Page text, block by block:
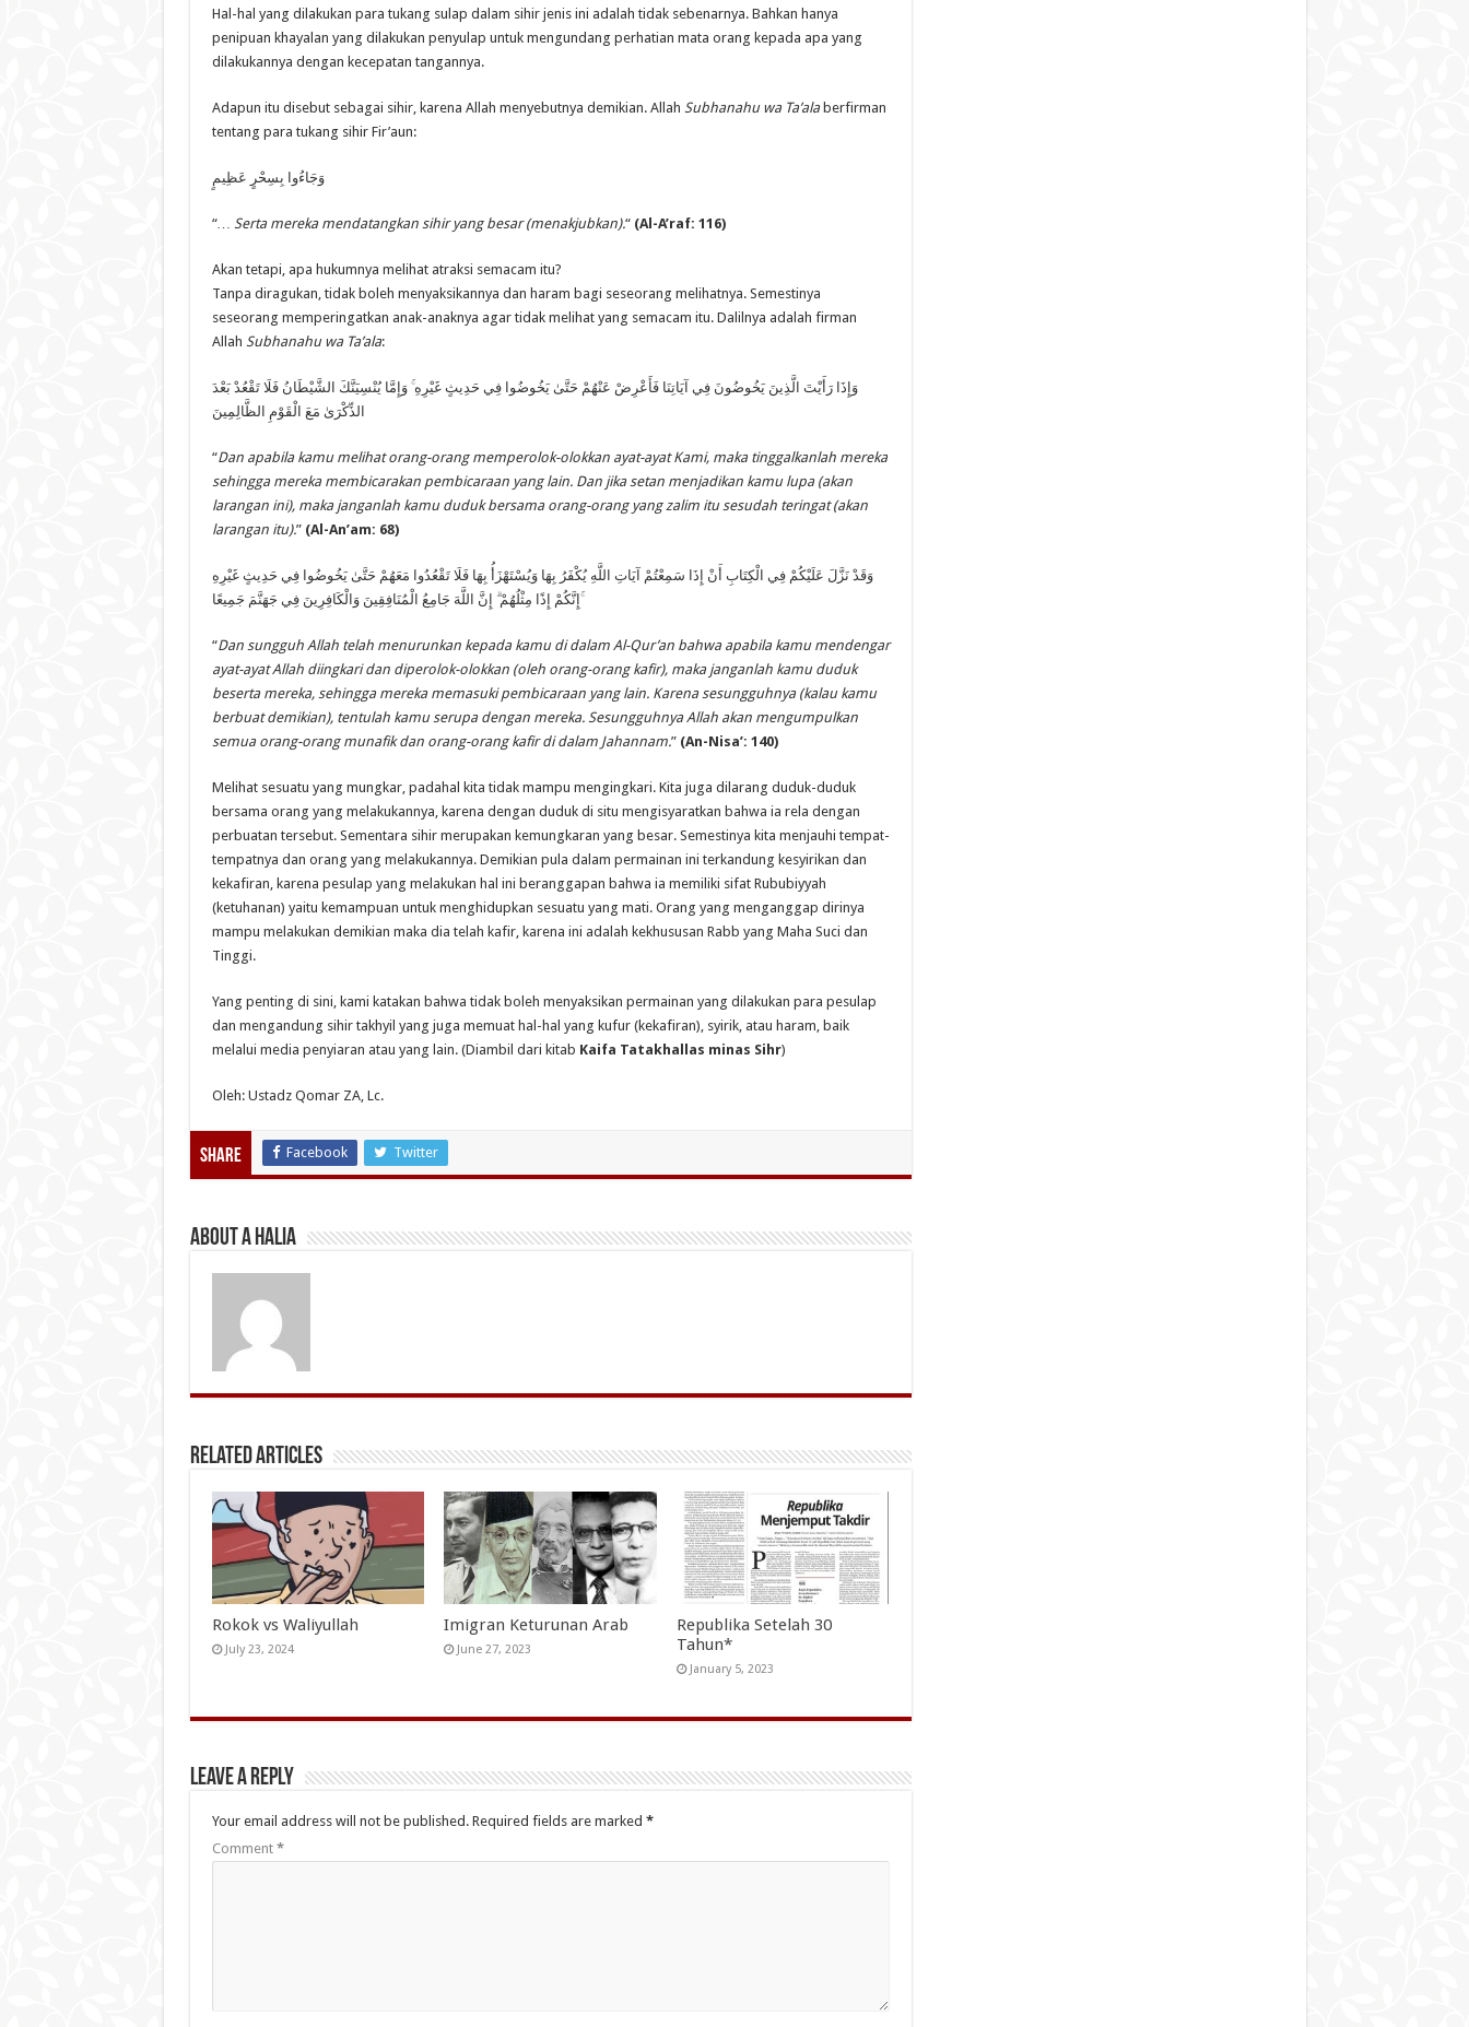
Hal-hal yang dilakukan para tukang sulap dalam sihir jenis ini adalah tidak sebenarnya. Bahkan hanya
penipuan khayalan yang dilakukan penyulap untuk mengundang perhatian mata orang kepada apa yang
dilakukannya dengan kecepatan tangannya.
Adapun itu disebut sebagai sihir, karena Allah menyebutnya demikian. Allah Subhanahu wa Ta’alaberfirman
tentang para tukang sihir Fir’aun:
وَجَاءُوا بِسِحْرٍ عَظِيمٍ
“… Serta mereka mendatangkan sihir yang besar (menakjubkan).“(Al-A’raf: 116)
Akan tetapi, apa hukumnya melihat atraksi semacam itu?
Tanpa diragukan, tidak boleh menyaksikannya dan haram bagi seseorang melihatnya. Semestinya
seseorang memperingatkan anak-anaknya agar tidak melihat yang semacam itu. Dalilnya adalah firman
Allah Subhanahu wa Ta’ala:
وَإِذَا رَأَيْتَ الَّذِينَ يَخُوضُونَ فِي آيَاتِنَا فَأَعْرِضْ عَنْهُمْ حَتَّىٰ يَخُوضُوا فِي حَدِيثٍ غَيْرِهِ ۚ وَإِمَّا يُنْسِيَنَّكَ الشَّيْطَانُ فَلَا تَقْعُدْ بَعْدَ
الذِّكْرَىٰ مَعَ الْقَوْمِ الظَّالِمِينَ
“Dan apabila kamu melihat orang-orang memperolok-olokkan ayat-ayat Kami, maka tinggalkanlah mereka
sehingga mereka membicarakan pembicaraan yang lain. Dan jika setan menjadikan kamu lupa (akan
larangan ini), maka janganlah kamu duduk bersama orang-orang yang zalim itu sesudah teringat (akan
larangan itu).” (Al-An’am: 68)
وَقَدْ نَزَّلَ عَلَيْكُمْ فِي الْكِتَابِ أَنْ إِذَا سَمِعْتُمْ آيَاتِ اللَّهِ يُكْفَرُ بِهَا وَيُسْتَهْزَأُ بِهَا فَلَا تَقْعُدُوا مَعَهُمْ حَتَّىٰ يَخُوضُوا فِي حَدِيثٍ غَيْرِهِ
ۚإِنَّكُمْ إِذًا مِثْلُهُمْ ۗ إِنَّ اللَّهَ جَامِعُ الْمُنَافِقِينَ وَالْكَافِرِينَ فِي جَهَنَّمَ جَمِيعًا
“Dan sungguh Allah telah menurunkan kepada kamu di dalam Al-Qur’an bahwa apabila kamu mendengar
ayat-ayat Allah diingkari dan diperolok-olokkan (oleh orang-orang kafir), maka janganlah kamu duduk
beserta mereka, sehingga mereka memasuki pembicaraan yang lain. Karena sesungguhnya (kalau kamu
berbuat demikian), tentulah kamu serupa dengan mereka. Sesungguhnya Allah akan mengumpulkan
semua orang-orang munafik dan orang-orang kafir di dalam Jahannam.” (An-Nisa’: 140)
Melihat sesuatu yang mungkar, padahal kita tidak mampu mengingkari. Kita juga dilarang duduk-duduk
bersama orang yang melakukannya, karena dengan duduk di situ mengisyaratkan bahwa ia rela dengan
perbuatan tersebut. Sementara sihir merupakan kemungkaran yang besar. Semestinya kita menjauhi tempat-
tempatnya dan orang yang melakukannya. Demikian pula dalam permainan ini terkandung kesyirikan dan
kekafiran, karena pesulap yang melakukan hal ini beranggapan bahwa ia memiliki sifat Rububiyyah
(ketuhanan) yaitu kemampuan untuk menghidupkan sesuatu yang mati. Orang yang menganggap dirinya
mampu melakukan demikian maka dia telah kafir, karena ini adalah kekhususan Rabb yang Maha Suci dan
Tinggi.
Yang penting di sini, kami katakan bahwa tidak boleh menyaksikan permainan yang dilakukan para pesulap
dan mengandung sihir takhyil yang juga memuat hal-hal yang kufur (kekafiran), syirik, atau haram, baik
melalui media penyiaran atau yang lain. (Diambil dari kitab Kaifa Tatakhallas minas Sihr)
Oleh: Ustadz Qomar ZA, Lc.
Share Facebook Twitter
About A Halia
Related Articles
Rokok vs Waliyullah
July 23, 2024
Imigran Keturunan Arab
June 27, 2023
Republika Setelah 30
Tahun*
January 5, 2023
Leave a Reply
Your email address will not be published. Required fields are marked *
Comment *